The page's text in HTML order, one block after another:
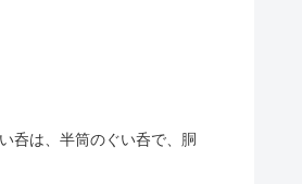
呑は、半筒のぐい呑で、胴